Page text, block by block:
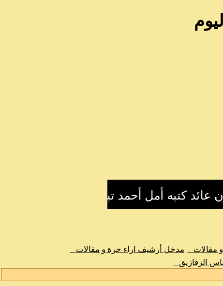
و مقالات
مدخل أرشيف اراء حرة و مقالات
الزقازيق